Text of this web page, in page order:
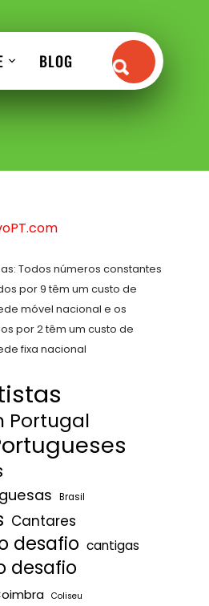
BLOG
Todos números constantes
por 9 têm um custo de
móvel nacional e os
por 2 têm um custo de
fixa nacional
Portugal
Brasil
Cantares
desafio cantigas
desafio
Coliseu